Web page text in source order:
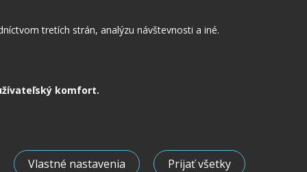
tretích strán, analýzu návštevnosti a iné.
komfort.
Vlastné nastavenia Prijať všetky